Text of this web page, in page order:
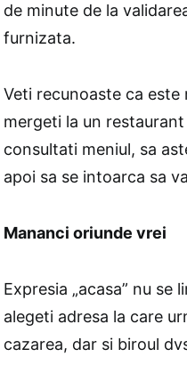
de minute de la
furnizata.
Veti recunoaste ca este
mergeti la un
consultati meniul, sa
apoi sa se intoarca sa
Mananci oriunde vrei
Expresia „acasa” nu
alegeti adresa la care
cazarea, dar si biroul